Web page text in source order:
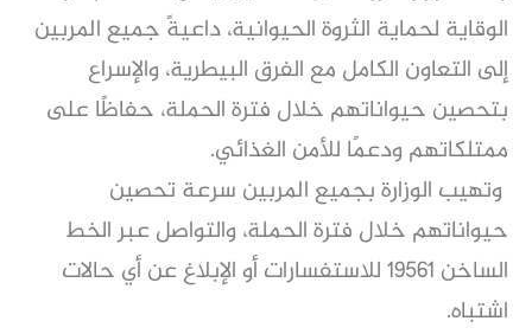
الوقاية لحماية الثروة الحيوانية، داعيةً جميع المربين
إلى التعاون الكامل مع الفرق البيطرية، والإسراع
بتحصين حيواناتهم خلال فترة الحملة، حفاظًا على
ممتلكاتهم ودعمًا للأمن الغذائي.
وتهيب الوزارة بجميع المربين سرعة تحصين
حيواناتهم خلال فترة الحملة، والتواصل عبر الخط
الساخن 19561 للاستفسارات أو الإبلاغ عن أي حالات
اشتباه.